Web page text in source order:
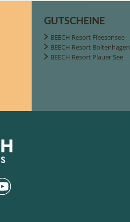
GUTSCHEINE
BEECH Resort Fleesensee
BEECH Resort Boltenhagen
BEECH Resort Plauer See